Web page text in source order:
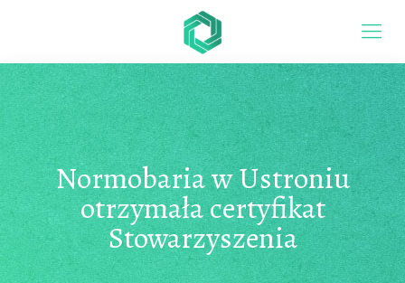
Normobaria w Ustroniu
otrzymała certyfikat
Stowarzyszenia